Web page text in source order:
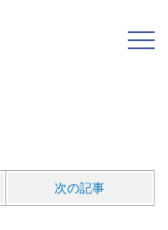
次の記事